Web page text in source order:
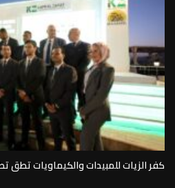
كفر الزيات للمبيدات والكيماويات تطق